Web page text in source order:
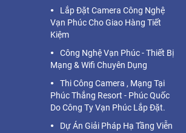
Lắp Đặt Camera Công Nghệ
Vạn Phúc Cho Giao Hàng Tiết
Kiệm
Công Nghệ Vạn Phúc - Thiết Bị
Mạng & Wifi Chuyên Dụng
Thi Công Camera , Mạng Tại
Phúc Thắng Resort - Phúc Quốc
Do Công Ty Vạn Phúc Lắp Đặt.
Dự Án Giải Pháp Hạ Tầng Viễn